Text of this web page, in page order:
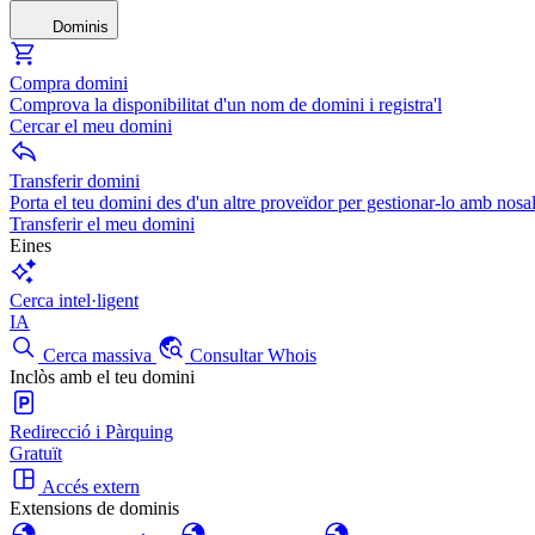
Dominis
Compra domini
Comprova la disponibilitat d'un nom de domini i registra'l
Cercar el meu domini
Transferir domini
Porta el teu domini des d'un altre proveïdor per gestionar-lo amb
Transferir el meu domini
Eines
Cerca intel·ligent
IA
Cerca massiva
Consultar Whois
Inclòs amb el teu domini
Redirecció i Pàrquing
Gratuït
Accés extern
Extensions de dominis